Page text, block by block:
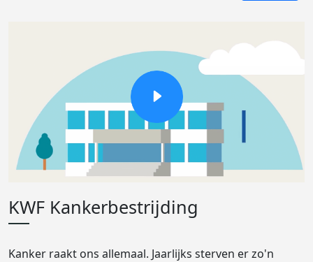
KWF Kankerbestrijding
Kanker raakt ons allemaal. Jaarlijks sterven er zo'n